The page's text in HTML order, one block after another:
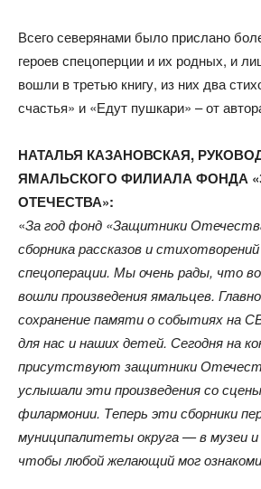
Всего северянами было прислано
героев спецоперции и их родных, и
вошли в третью книгу, из них два
счастья» и «Едут пушкари» – от
НАТАЛЬЯ КАЗАНОВСКАЯ,
ЯМАЛЬСКОГО ФИЛИАЛА ФОНДА
ОТЕЧЕСТВА»:
«За год фонд «Защитники
сборника рассказов и
спецоперации. Мы очень рады, что
вошли произведения ямальцев.
сохранение памяти о событиях на
для нас и наших детей. Сегодня на
присутствуют защитники
услышали эти произведения со
филармонии. Теперь эти сборники
муниципалитеты округа — в музеи и
чтобы любой желающий мог